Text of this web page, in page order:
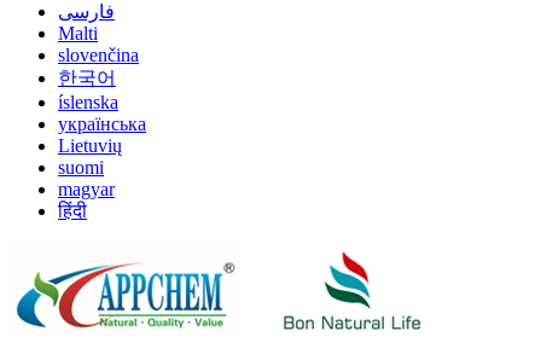
فارسی
Malti
slovenčina
한국어
íslenska
українська
Lietuvių
suomi
magyar
हिंदी